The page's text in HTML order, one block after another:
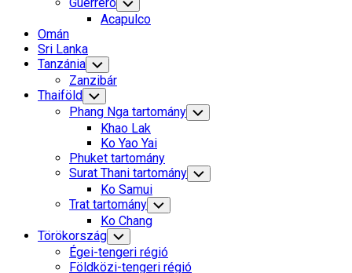
Menu
Toggle
Child
Menu
Acapulco
Omán
Sri Lanka
Tanzánia Toggle
Child
Menu
Zanzibár
Thaiföld Toggle
Child
Menu
Phang Nga tartomány Toggle
Child
Khao Lak
Ko Yao Yai
Phuket tartomány
Surat Thani tartomány Toggle
Child
Ko Samui
Trat tartomány Toggle
Child
Ko Chang
Törökország Toggle
Child
Menu
Égei-tengeri régió
Földközi-tengeri régió